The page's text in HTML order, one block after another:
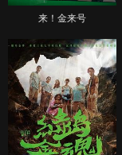
来！金来号